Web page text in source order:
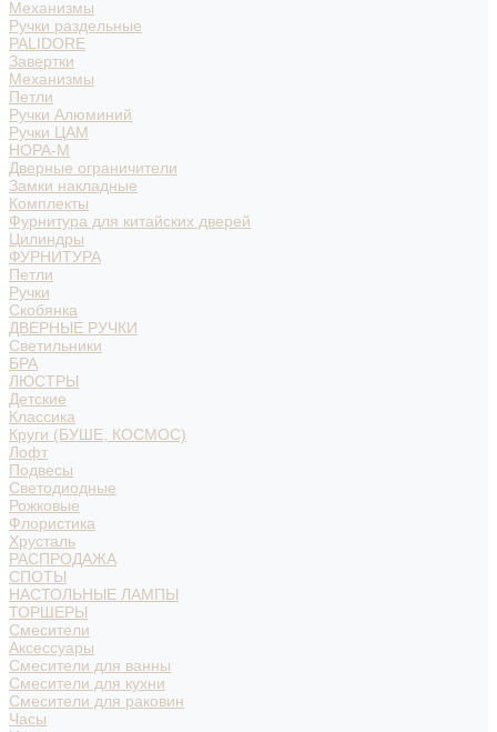
Механизмы
Ручки раздельные
PALIDORE
Завертки
Механизмы
Петли
Ручки Алюминий
Ручки ЦАМ
НОРА-М
Дверные ограничители
Замки накладные
Комплекты
Фурнитура для китайских дверей
Цилиндры
ФУРНИТУРА
Петли
Ручки
Скобянка
ДВЕРНЫЕ РУЧКИ
Светильники
БРА
ЛЮСТРЫ
Детские
Классика
Круги (БУШЕ, КОСМОС)
Лофт
Подвесы
Светодиодные
Рожковые
Флористика
Хрусталь
РАСПРОДАЖА
СПОТЫ
НАСТОЛЬНЫЕ ЛАМПЫ
ТОРШЕРЫ
Смесители
Аксессуары
Смесители для ванны
Смесители для кухни
Смесители для раковин
Часы